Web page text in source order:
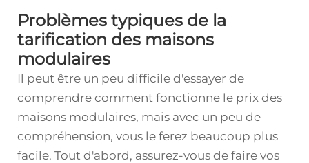
Problèmes typiques de la
tarification des maisons
modulaires
Il peut être un peu difficile d'essayer de
comprendre comment fonctionne le prix des
maisons modulaires, mais avec un peu de
compréhension, vous le ferez beaucoup plus
facile. Tout d'abord, assurez-vous de faire vos